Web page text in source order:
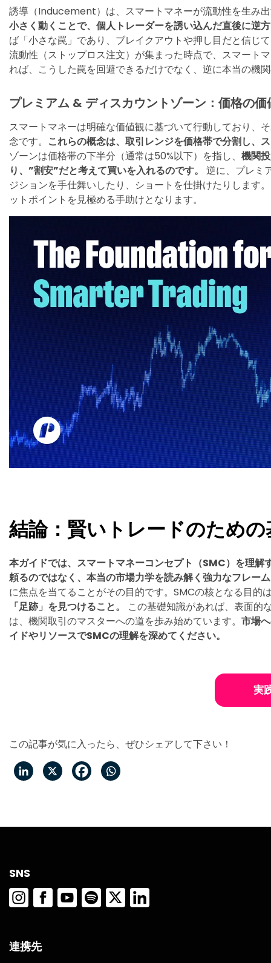
誘導（Inducement）は、スマートマネーが流動性を生み
小さく動くことで、個人トレーダーを誘い込んだ直後に逆
ば「小さな罠」であり、ブレイクアウトや押し目だと信じ
流動性（ストップロス注文）が集まった時点で、スマート
れば、こうした罠を回避できるだけでなく、逆に本当の機
プレミアム & ディスカウントゾーン：価格の
スマートマネーは明確な価値観に基づいて行動しており、
念です。 これらの概念は、取引レンジを価格帯で分割し、
ゾーンは価格帯の下半分（通常は50%以下）を指し、 機関
り、”割安”だと考えて買いを入れるのです。
逆に、プレミ
ジションを手仕舞いしたり、ショートを仕掛けたりします
ットポイントを見極める手助けとなります。
結論：賢いトレードのための
本ガイドでは、スマートマネーコンセプト（SMC）を理
頼るのではなく、本当の市場力学を読み解く強力なフレー
に焦点を当てることがその目的です。SMCの核となる目
「足跡」を見つけること。
この基礎知識があれば、表面的
は、機関取引のマスターへの道を歩み始めています。 市場
イドやリソースでSMCの理解を深めてください。
実
この記事が気に入ったら、ぜひシェアして下さい！
SNS
連携先